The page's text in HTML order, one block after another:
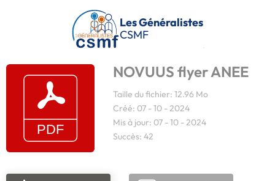
Passer au contenu principal
Les Généralistes
CSMF
NOVUUS flyer ANEE
Taille du fichier: 12.96 Mo
Créé: 07 - 10 - 2024
Mis à jour: 07 - 10 - 2024
Succès: 42